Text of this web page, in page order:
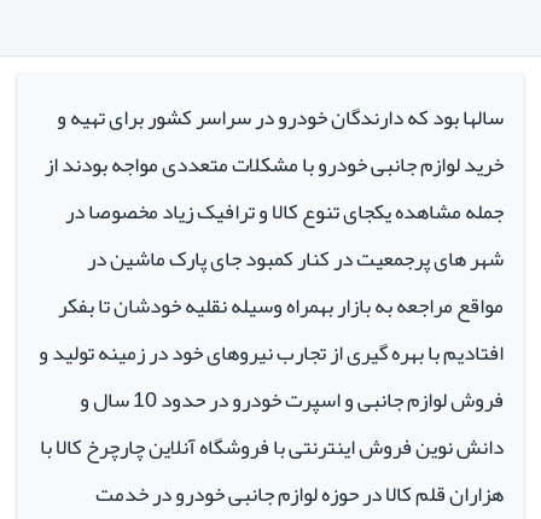
سالها بود که دارندگان خودرو در سراسر کشور برای تهیه و
خرید لوازم جانبی خودرو با مشکلات متعددی مواجه بودند از
جمله مشاهده یکجای تنوع کالا و ترافیک زیاد مخصوصا در
شهر های پرجمعیت در کنار کمبود جای پارک ماشین در
مواقع مراجعه به بازار بهمراه وسیله نقلیه خودشان تا بفکر
افتادیم با بهره گیری از تجارب نیروهای خود در زمینه تولید و
فروش لوازم جانبی و اسپرت خودرو در حدود 10 سال و
دانش نوین فروش اینترنتی با فروشگاه آنلاین چارچرخ کالا با
هزاران قلم کالا در حوزه لوازم جانبی خودرو در خدمت